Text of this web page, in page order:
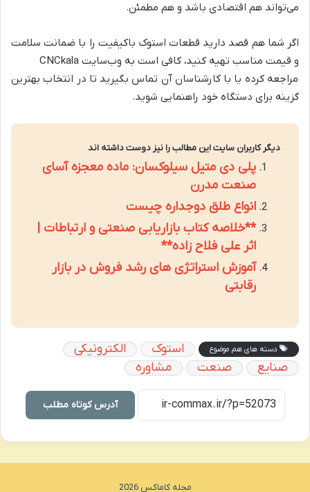
می‌تواند هم اقتصادی باشد و هم مطمئن.
اگر شما هم قصد دارید قطعات استوک باکیفیت را با ضمانت سلامت
و قیمت مناسب تهیه کنید، کافی است به وب‌سایت CNCkala
مراجعه کرده یا با کارشناسان آن تماس بگیرید تا در انتخاب بهترین
گزینه برای دستگاه خود راهنمایی شوید.
دیگر کاربران سایت این مطالب را نیز دوست داشته اند
پلی دی متیل سیلوکسان: ماده معجزه آسای
صنعت مدرن
انواع طلق دوجداره چیست
**خلاصه کتاب بازاریابی صنعتی و ارتباطات |
اثر علی فلاح زاده**
آموزش استراتژی های رشد فروش در بازار
رقابتی
دسته های هم موضوع استوک
الکترونیکی
صنایع
صنعت مشاوره
آدرس کوتاه مطلب
مجله کاماکس 2026